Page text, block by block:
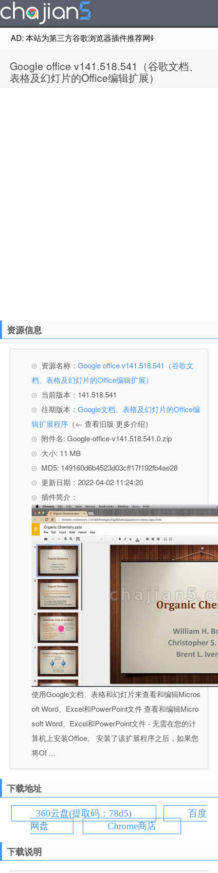
AD: 本站为第三方谷歌浏览器插件推荐网站，非Google
Google office v141.518.541（谷歌文档、
表格及幻灯片的Office编辑扩展）
资源信息
资源名称： Google office v141.518.541（谷歌文
档、表格及幻灯片的Office编辑扩展）
当前版本：141.518.541
往期版本： Google文档、表格及幻灯片的Office编
辑扩展程序 （← 查看旧版 更多介绍）
附件名: Google-office-v141.518.541.0.zip
大小: 11 MB
MD5: 149160d6b4523d03cff17f192fb4ae28
更新日期：2022-04-02 11:24:20
插件简介：
使用Google文档、表格和幻灯片来查看和编辑Micros
oft Word、Excel和PowerPoint文件 查看和编辑Micro
soft Word、Excel和PowerPoint文件 - 无需在您的计
算机上安装Office。 安装了该扩展程序之后，如果您
将Of …
下载地址
360云盘(提取码：78d5)
百度
网盘
Chrome商店
下载说明